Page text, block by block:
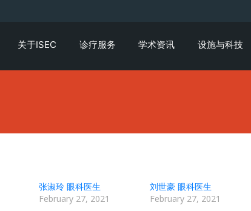
关于ISEC 诊疗服务 学术资讯 设施与科技
张淑玲 眼科医生
February 27, 2021
刘世豪 眼科医生
February 27, 2021